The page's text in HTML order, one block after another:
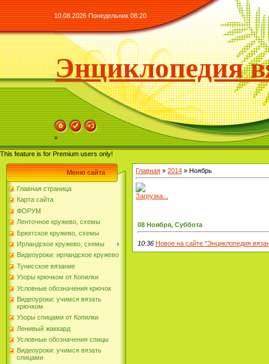
10.08.2026 Понедельник 08:20
Энциклопедия
»
This feature is for Premium users only!
Меню сайта
Главная страница
Карта сайта
ФОРУМ
Ленточное кружево, схемы
Брюггское кружево, схемы
Ирландское кружево, схемы
Видеоуроки: ирландское кружево
Тунисское вязание
Узоры крючком от Копилки
Условные обозначения крючок
Видеоуроки: учимся вязать
крючком
Узоры спицами от Копилки
Ленивый жаккард
Условные обозначения спицы
Видеоуроки: учимся вязать
спицами
Главная » 2014 » Ноябрь
Загрузка...
08 Ноября, Суббота
10:36 Новое на сайте "Энциклопедия